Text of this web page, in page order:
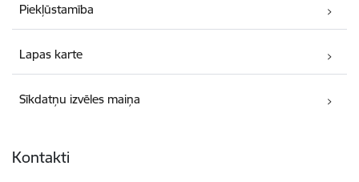
Piekļūstamība
Lapas karte
Sīkdatņu izvēles maiņa
Kontakti